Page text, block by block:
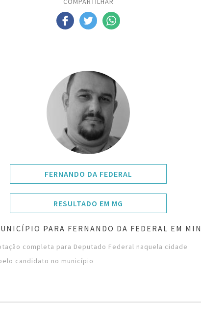
FERNANDO DA FEDERAL
RESULTADO EM MG
PARA FERNANDO DA FEDERAL EM
completa para Deputado Federal naquela cidade
candidato no município